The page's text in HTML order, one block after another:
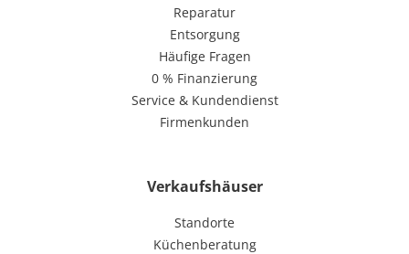
Reparatur
Entsorgung
Häufige Fragen
0 % Finanzierung
Service & Kundendienst
Firmenkunden
Verkaufshäuser
Standorte
Küchenberatung